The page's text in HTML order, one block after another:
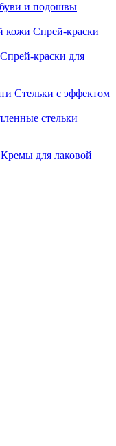
и подошвы
Спрей-краски
Спрей-краски для
Стельки с эффектом
стельки
Кремы для лаковой